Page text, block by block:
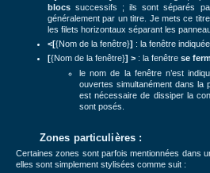
blocs successifs ; ils sont séparés
généralement par un titre. Je mets ce
les filets horizontaux séparant les
<[{Nom de la fenêtre}] : la fenêtre indiquée
[{Nom de la fenêtre}] > : la fenêtre se
le nom de la fenêtre n’est
ouvertes simultanément dans la
est nécessaire de dissiper la
sont posés.
Zones particulières :
Certaines zones sont parfois mentionnées dans
elles sont simplement stylisées comme suit :